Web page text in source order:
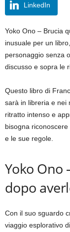
LinkedIn
Yoko Ono – Brucia
inusuale per un
personaggio senza
discusso e sopra le
Questo libro di
sarà in libreria e nei
ritratto intenso e
bisogna
e le sue regole.
Yoko Ono
dopo
Con il suo sguardo
viaggio esplorativo